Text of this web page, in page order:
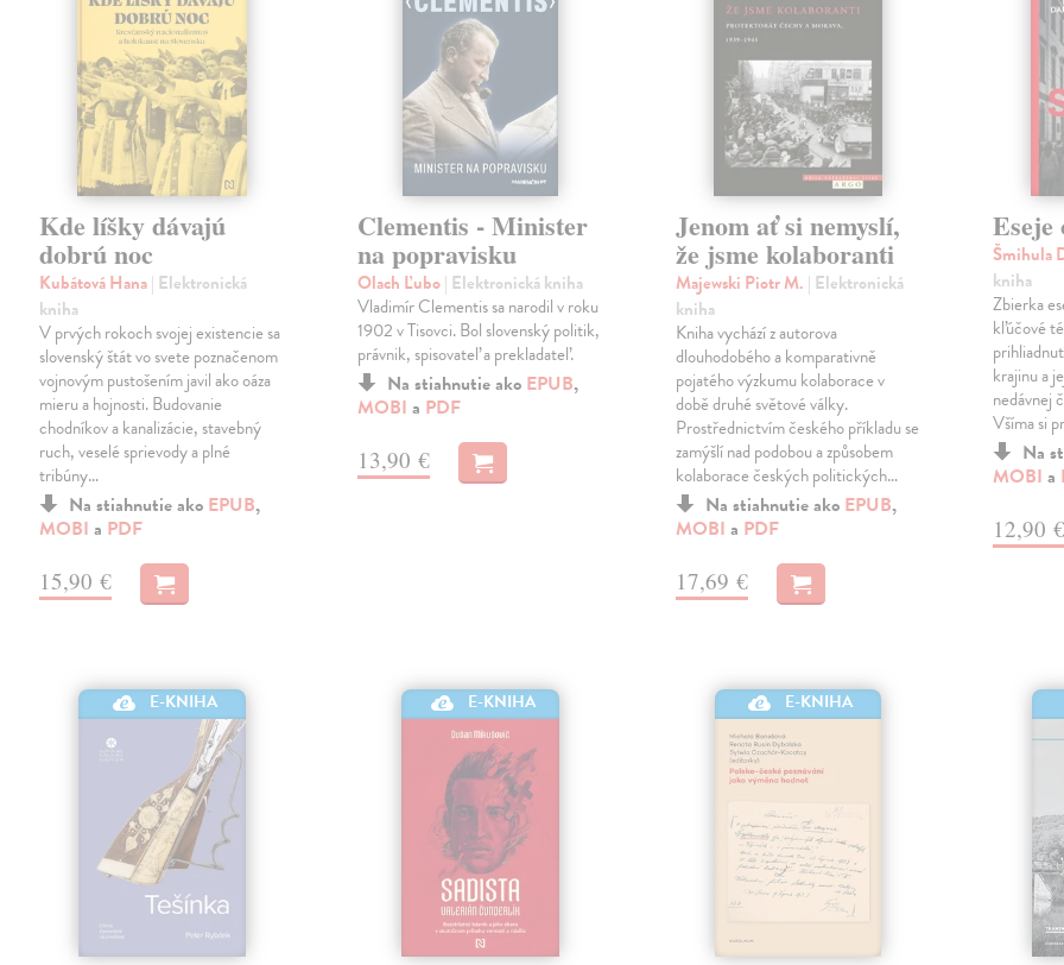
Kde líšky dávajú
dobrú noc
Kubátová Hana| Elektronická
kniha
V prvých rokoch svojej existencie sa
slovenský štát vo svete poznačenom
vojnovým pustošením javil ako oáza
mieru a hojnosti. Budovanie
chodníkov a kanalizácie, stavebný
ruch, veselé sprievody a plné
tribúny…
Na stiahnutie ako EPUB,
MOBI a PDF
15,90 €
Clementis - Minister
na popravisku
Olach Ľubo| Elektronická kniha
Vladimír Clementis sa narodil v roku
1902 v Tisovci. Bol slovenský politik,
právnik, spisovateľ a prekladateľ.
Na stiahnutie ako EPUB,
MOBI a PDF
13,90 €
Jenom ať si nemyslí,
že jsme kolaboranti
Majewski Piotr M. | Elektronická
kniha
Kniha vychází z autorova
dlouhodobého a komparativně
pojatého výzkumu kolaborace v
době druhé světové války.
Prostřednictvím českého příkladu se
zamýšlí nad podobou a způsobem
kolaborace českých politických…
Na stiahnutie ako EPUB,
MOBI a PDF
17,69 €
Eseje
Šmihula
kniha
Zbierka
kľúčové
krajinu a
nedávnej
Všíma si
Na
MOBI a
12,90 €
E-KNIHA E-KNIHA E-KNIHA